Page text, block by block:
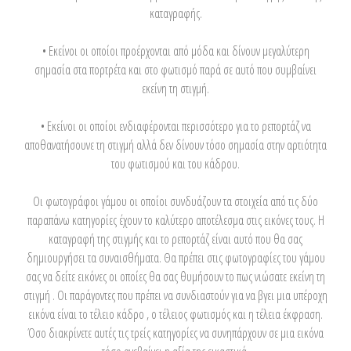
καταγραφής.
• Εκείνοι οι οποίοι προέρχονται από μόδα και δίνουν μεγαλύτερη
σημασία στα πορτρέτα και στο φωτισμό παρά σε αυτό που συμβαίνει
εκείνη τη στιγμή.
• Εκείνοι οι οποίοι ενδιαφέρονται περισσότερο για το ρεπορτάζ να
αποθανατήσουνε τη στιγμή αλλά δεν δίνουν τόσο σημασία στην αρτιότητα
του φωτισμού και του κάδρου.
Οι φωτογράφοι γάμου οι οποίοι συνδυάζουν τα στοιχεία από τις δύο
παραπάνω κατηγορίες έχουν το καλύτερο αποτέλεσμα στις εικόνες τους. Η
καταγραφή της στιγμής και το ρεπορτάζ είναι αυτό που θα σας
δημιουργήσει τα συναισθήματα. Θα πρέπει στις φωτογραφίες του γάμου
σας να δείτε εικόνες οι οποίες θα σας θυμήσουν το πως νιώσατε εκείνη τη
στιγμή . Οι παράγοντες που πρέπει να συνδιαστούν για να βγει μια υπέροχη
εικόνα είναι το τέλειο κάδρο , ο τέλειος φωτισμός και η τέλεια έκφραση.
Όσο διακρίνετε αυτές τις τρείς κατηγορίες να συνηπάρχουν σε μια εικόνα